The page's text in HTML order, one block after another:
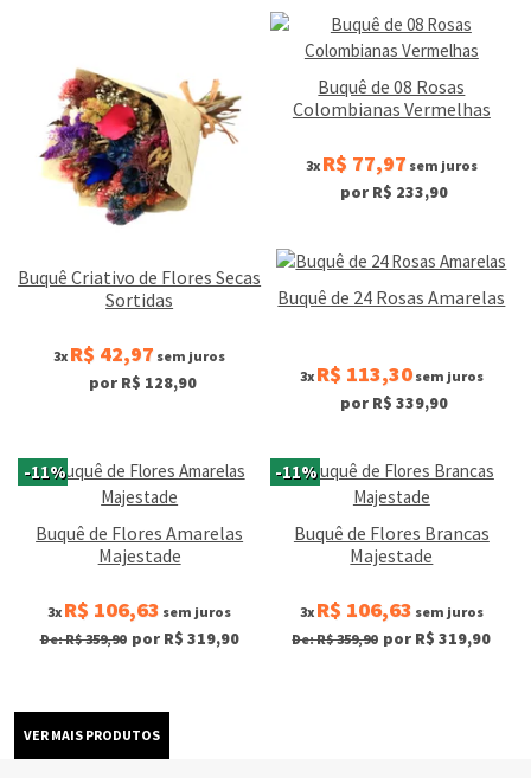
Buquê Criativo de Flores Secas
Sortidas
3x R$ 42,97 sem juros
por R$ 128,90
Buquê de 08 Rosas
Colombianas Vermelhas
3x R$ 77,97 sem juros
por R$ 233,90
Buquê de 24 Rosas Amarelas
3x R$ 113,30sem juros
por R$ 339,90
-11%
Buquê de Flores Amarelas
Majestade
3x R$ 106,63 sem juros
De: R$ 359,90 por R$ 319,90
-11%
Buquê de Flores Brancas
Majestade
3x R$ 106,63 sem juros
De: R$ 359,90 por R$ 319,90